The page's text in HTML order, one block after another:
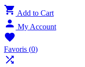
 Add to Cart
 My Account

Favoris (0)
